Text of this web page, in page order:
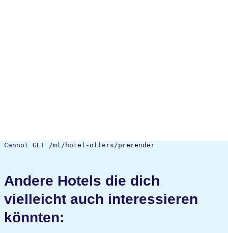
Cannot GET /ml/hotel-offers/prerender
Andere Hotels die dich
vielleicht auch interessieren
könnten: